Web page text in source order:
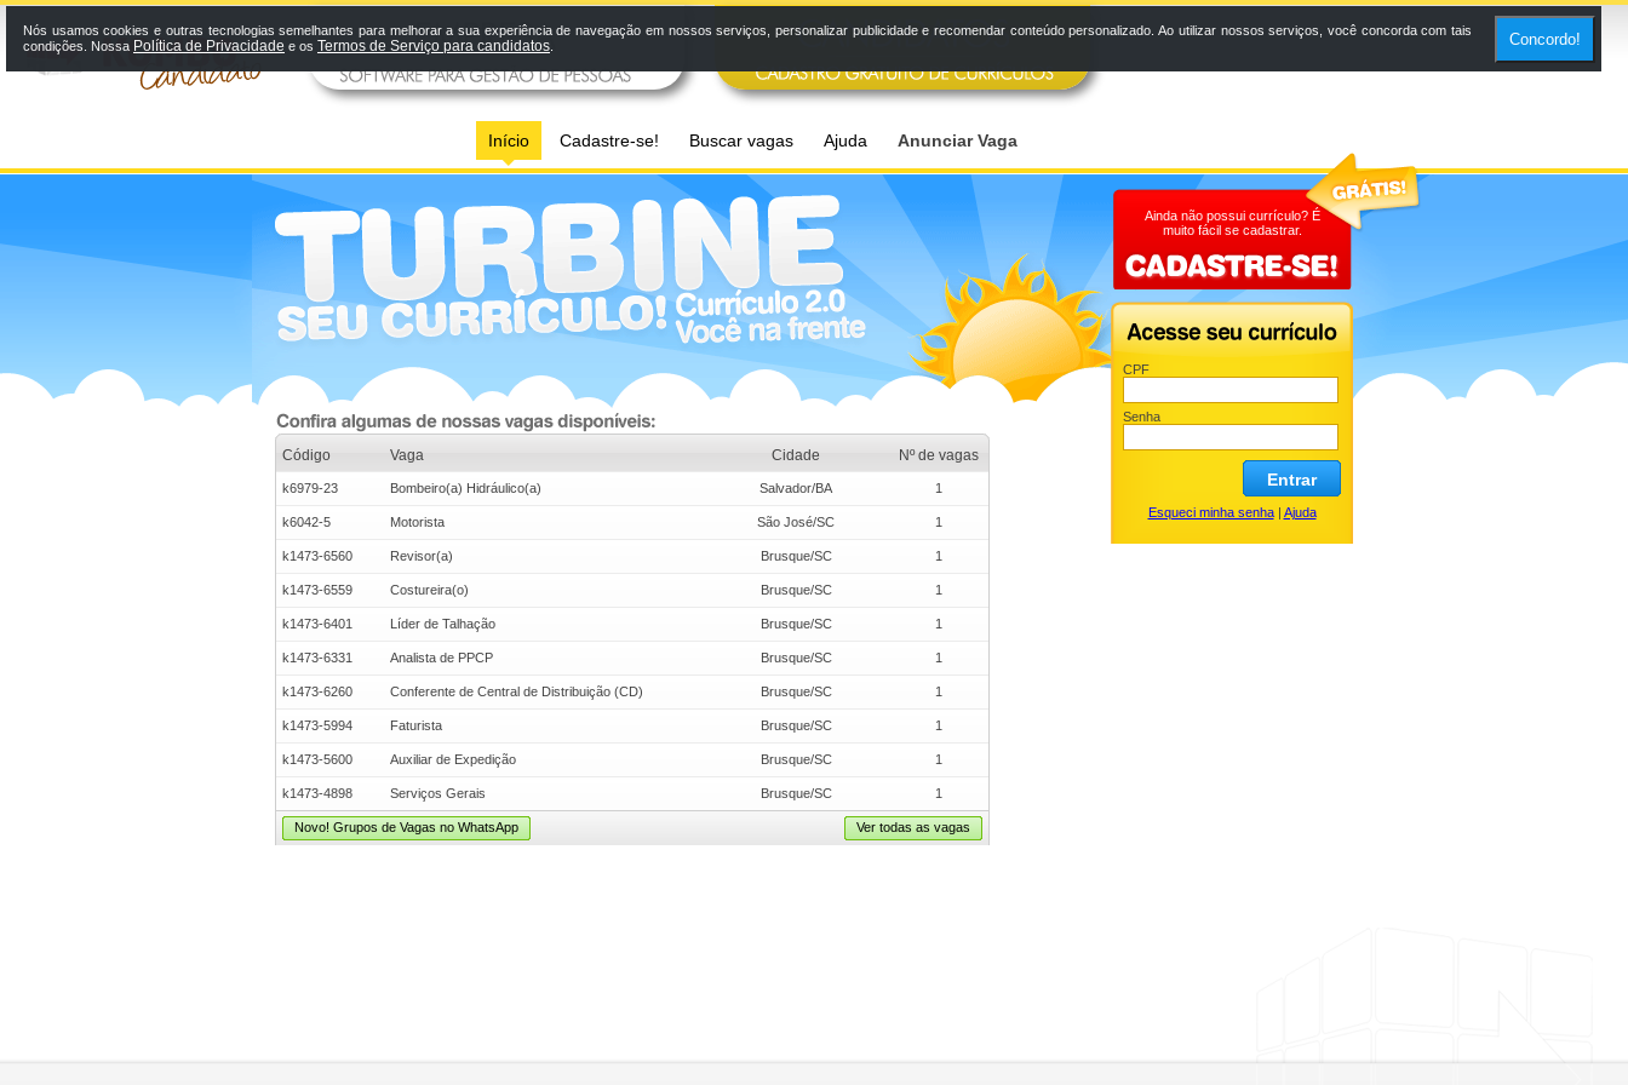
Início Cadastre-se! Buscar vagas Ajuda Anunciar Vaga
Ainda não possui currículo? É
muito fácil se cadastrar.
CPF
Senha
Entrar
Esqueci minha senha| Ajuda
Código Vaga Cidade Nº de vagas
k6979-23 Bombeiro(a) Hidráulico(a) Salvador/BA 1
k6042-5 Motorista São José/SC 1
k1473-6560 Revisor(a) Brusque/SC 1
k1473-6559 Costureira(o) Brusque/SC 1
k1473-6401 Líder de Talhação Brusque/SC 1
k1473-6331 Analista de PPCP Brusque/SC 1
k1473-6260 Conferente de Central de Distribuição (CD) Brusque/SC 1
k1473-5994 Faturista Brusque/SC 1
k1473-5600 Auxiliar de Expedição Brusque/SC 1
k1473-4898 Serviços Gerais Brusque/SC 1
Novo! Grupos de Vagas no WhatsApp Ver todas as vagas
Nós usamos cookies e outras tecnologias semelhantes para melhorar a sua experiência de navegação em nossos serviços, personalizar publicidade e recomendar conteúdo personalizado. Ao utilizar nossos serviços, você concorda com tais
condições. Nossa Política de Privacidade e os Termos de Serviço para candidatos Concordo!